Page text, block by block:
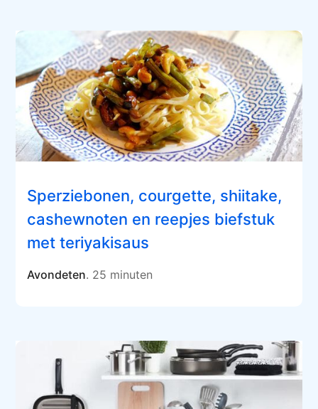
Sperziebonen, courgette, shiitake,
cashewnoten en reepjes biefstuk
met teriyakisaus
Avondeten. 25 minuten